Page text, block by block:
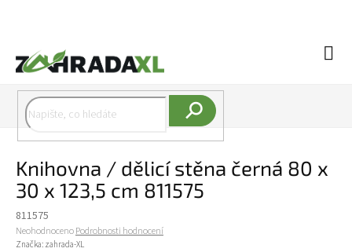
Knihovna / dělicí stěna černá 80 x
30 x 123,5 cm 811575
811575
Průměrné hodnocení produktu je 0,0 z 5 hvězdiček.
NeohodnocenoPodrobnosti hodnocení
Značka: zahrada-XL